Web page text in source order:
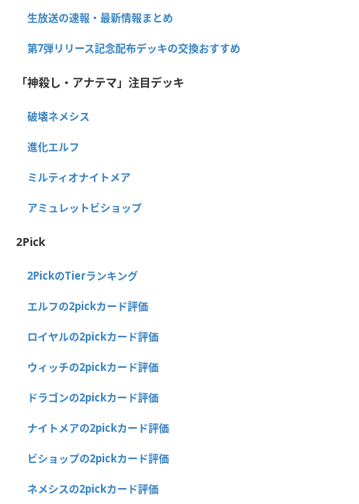
生放送の速報・最新情報まとめ
第7弾リリース記念配布デッキの交換おすすめ
「神殺し・アナテマ」注目デッキ
破壊ネメシス
進化エルフ
ミルティオナイトメア
アミュレットビショップ
2Pick
2PickのTierランキング
エルフの2pickカード評価
ロイヤルの2pickカード評価
ウィッチの2pickカード評価
ドラゴンの2pickカード評価
ナイトメアの2pickカード評価
ビショップの2pickカード評価
ネメシスの2pickカード評価